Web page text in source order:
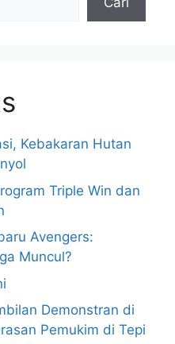
Kebakaran Hutan
Triple Win dan
Avengers:
Muncul?
Demonstran di
Pemukim di Tepi